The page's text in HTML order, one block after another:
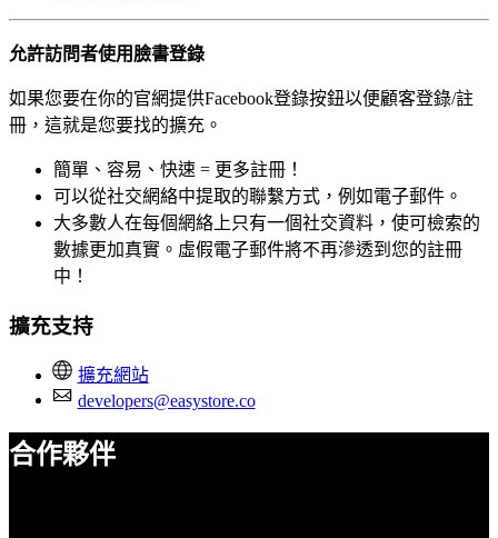
允許訪問者使用臉書登錄
如果您要在你的官網提供Facebook登錄按鈕以便顧客登錄/註
冊，這就是您要找的擴充。
簡單、容易、快速 = 更多註冊！
可以從社交網絡中提取的聯繫方式，例如電子郵件。
大多數人在每個網絡上只有一個社交資料，使可檢索的
數據更加真實。虛假電子郵件將不再滲透到您的註冊
中！
擴充支持
擴充網站
developers@easystore.co
合作夥伴